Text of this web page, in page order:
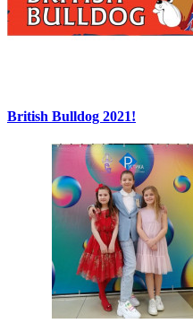
British Bulldog 2021!